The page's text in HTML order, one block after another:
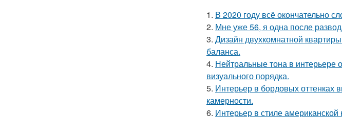
1. В 2020 году всё окончательно
2. Мне уже 56, я одна после
3. Дизайн двухкомнатной
баланса.
4. Нейтральные тона в интерьере
визуального порядка.
5. Интерьер в бордовых оттенках
камерности.
6. Интерьер в стиле американской